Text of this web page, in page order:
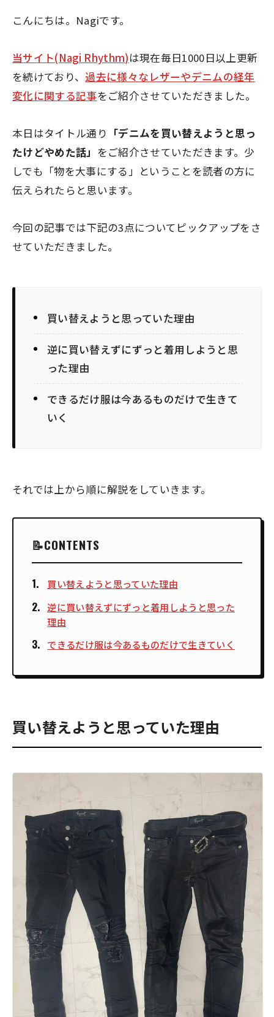
こんにちは。Nagiです。
当サイト(Nagi Rhythm)は現在毎日1000日以上更新
を続けており、 過去に様々なレザーやデニムの経年
変化に関する記事をご紹介させていただきました。
本日はタイトル通り 「デニムを買い替えようと思っ
たけどやめた話」 をご紹介させていただきます。少
しでも「物を大事にする」ということを読者の方に
伝えられたらと思います。
今回の記事では下記の3点についてピックアップをさ
せていただきました。
買い替えようと思っていた理由
逆に買い替えずにずっと着用しようと思
った理由
できるだけ服は今あるものだけで生きて
いく
それでは上から順に解説をしていきます。
CONTENTS
買い替えようと思っていた理由
逆に買い替えずにずっと着用しようと思った
理由
できるだけ服は今あるものだけで生きていく
買い替えようと思っていた理由